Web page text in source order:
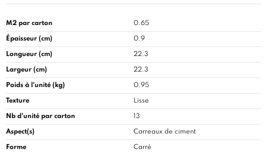
M2 par carton 0.65
Épaisseur (cm) 0.9
Longueur (cm) 22.3
Largeur (cm) 22.3
Poids à l'unité (kg) 0.95
Texture Lisse
Nb d'unité par carton 13
Aspect(s) Carreaux de ciment
Forme Carré